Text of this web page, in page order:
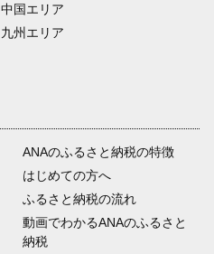
中国エリア
九州エリア
ANAのふるさと納税の特徴
はじめての方へ
ふるさと納税の流れ
動画でわかるANAのふるさと
納税